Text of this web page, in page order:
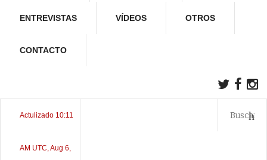
ENTREVISTAS VÍDEOS OTROS
CONTACTO
Actulizado 10:11
AM UTC, Aug 6,